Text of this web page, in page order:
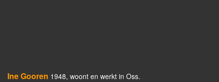
Ine Gooren 1948, woont en werkt in Oss.